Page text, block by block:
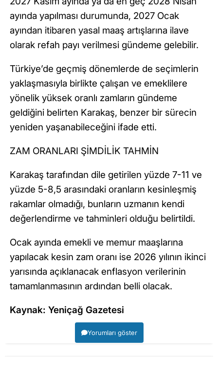
ayında yapılması durumunda, 2027 Ocak
ayından itibaren yasal maaş artışlarına ilave
olarak refah payı verilmesi gündeme gelebilir.
Türkiye’de geçmiş dönemlerde de seçimlerin
yaklaşmasıyla birlikte çalışan ve emeklilere
yönelik yüksek oranlı zamların gündeme
geldiğini belirten Karakaş, benzer bir sürecin
yeniden yaşanabileceğini ifade etti.
ZAM ORANLARI ŞİMDİLİK TAHMİN
Karakaş tarafından dile getirilen yüzde 7-11 ve
yüzde 5-8,5 arasındaki oranların kesinleşmiş
rakamlar olmadığı, bunların uzmanın kendi
değerlendirme ve tahminleri olduğu belirtildi.
Ocak ayında emekli ve memur maaşlarına
yapılacak kesin zam oranı ise 2026 yılının ikinci
yarısında açıklanacak enflasyon verilerinin
tamamlanmasının ardından belli olacak.
Kaynak: Yeniçağ Gazetesi
Yorumları göster